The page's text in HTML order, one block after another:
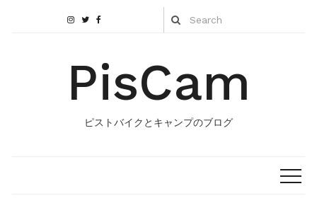
PisCam
ピストバイクとキャンプのブログ